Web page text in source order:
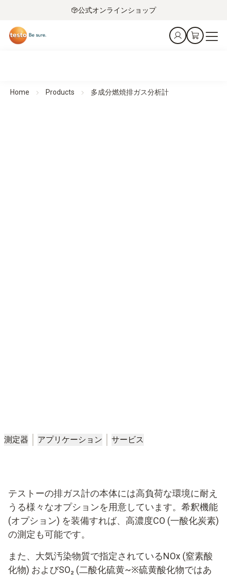
公式オンラインショップ
Home Products 多成分燃焼排ガス分析計
測定器 アプリケーション サービス
テストーの排ガス計の本体には高負荷な環境に耐え
うる様々なオプションを用意しています。希釈機能
(オプション) を装備すれば、高濃度CO (一酸化炭素)
の測定も可能です。
また、大気汚染物質で指定されているNOx (窒素酸
化物) およびSO₂ (二酸化硫黄~※硫黄酸化物ではあ